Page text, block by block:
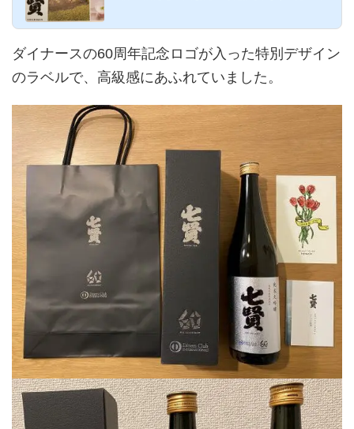
ダイナースの60周年記念ロゴが入った特別デザイン
のラベルで、高級感にあふれていました。